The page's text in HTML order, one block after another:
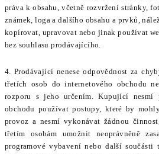
práva k obsahu, včetně rozvržení stránky,
známek, loga a dalšího obsahu a prvků,
kopírovat, upravovat nebo jinak používat
bez souhlasu prodávajícího.
4. Prodávající nenese odpovědnost za
třetích osob do internetového obchodu
rozporu s jeho určením. Kupující nesmí
obchodu používat postupy, které by
provoz a nesmí vykonávat žádnou
třetím osobám umožnit neoprávněně
programové vybavení nebo další